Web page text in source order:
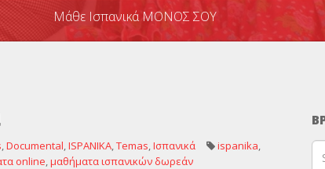
Μάθε Ισπανικά ΜΟΝΟΣ ΣΟΥ
,Documental,ISPANIKA,Temas,Ισπανικά ispanika,
online,μαθήματα ισπανικών δωρεάν